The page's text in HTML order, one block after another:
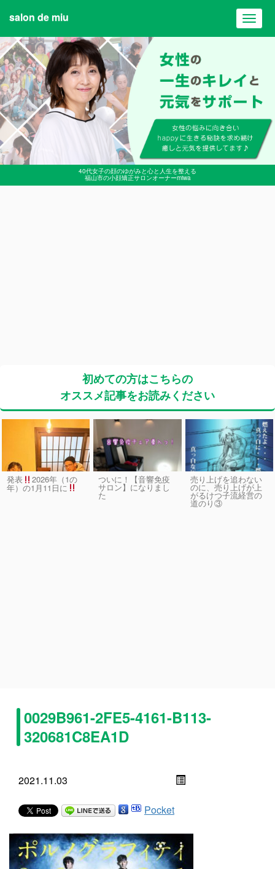
40代女子の顔のゆがみと心と人生を整える
福山市の小顔矯正サロンオーナーmiwa
salon de miu
初めての方はこちらの
オススメ記事をお読みください
発表 2026年（1の
年）の1月11日に
ついに！【音響免疫
サロン】になりまし
た
売り上げを追わない
のに、売り上げが上
がるけつ子流経営の
道のり③
0029B961-2FE5-4161-B113-
320681C8EA1D
2021.11.03
Pocket